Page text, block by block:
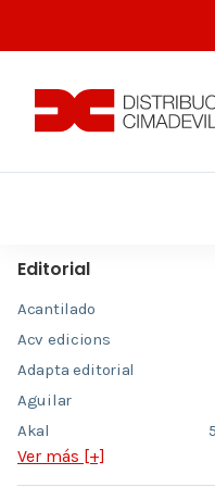
Editorial
Acantilado
Acv edicions
Adapta editorial
Aguilar
Akal
Ver más [+]